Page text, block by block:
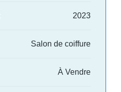
2023
Salon de coiffure
À Vendre